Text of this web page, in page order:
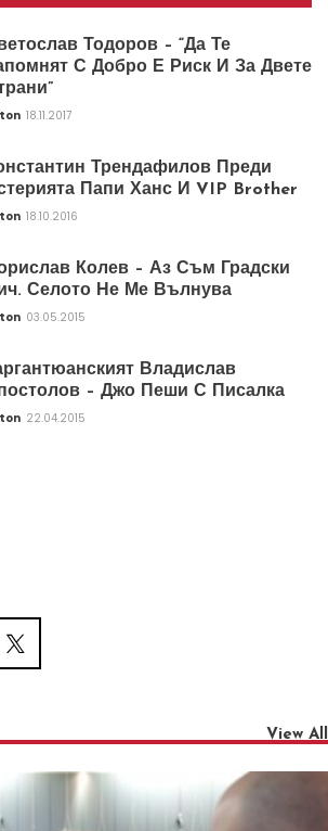
Тодоров – “Да Те
С Добро Е Риск И За Двете
18.11.2017
Трендафилов Преди
Папи Ханс И VIP Brother
18.10.2016
Колев – Аз Съм Градски
Селото Не Ме Вълнува
03.05.2015
Владислав
– Джо Пеши С Писалка
22.04.2015
View All